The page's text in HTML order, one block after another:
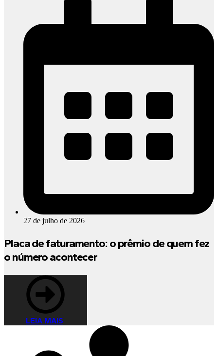
27 de julho de 2026
Placa de faturamento: o prêmio de quem fez
o número acontecer
LEIA MAIS